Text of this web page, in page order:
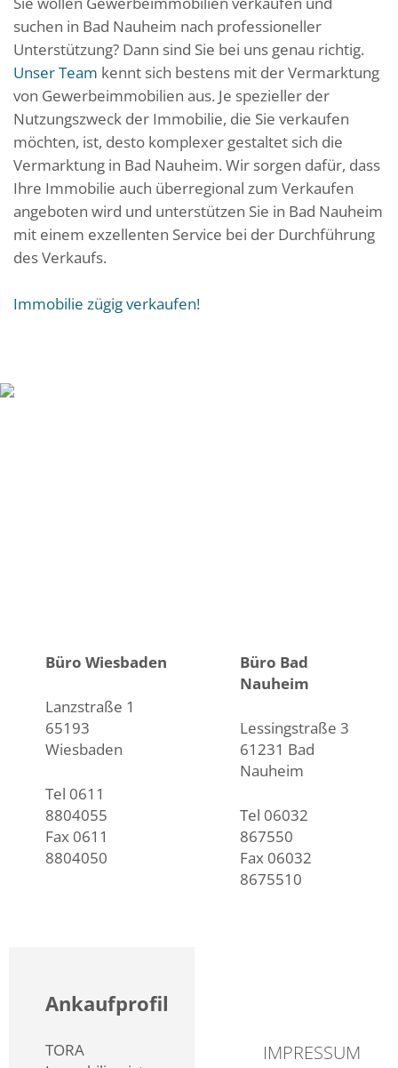
suchen in Bad Nauheim nach professioneller
Unterstützung? Dann sind Sie bei uns genau richtig.
Unser Team kennt sich bestens mit der Vermarktung
von Gewerbeimmobilien aus. Je spezieller der
Nutzungszweck der Immobilie, die Sie verkaufen
möchten, ist, desto komplexer gestaltet sich die
Vermarktung in Bad Nauheim. Wir sorgen dafür, dass
Ihre Immobilie auch überregional zum Verkaufen
angeboten wird und unterstützen Sie in Bad Nauheim
mit einem exzellenten Service bei der Durchführung
des Verkaufs.
Immobilie zügig verkaufen!
Büro Wiesbaden
Lanzstraße 1
65193
Wiesbaden
Tel 0611
8804055
Fax 0611
8804050
Büro Bad
Nauheim
Lessingstraße 3
61231 Bad
Nauheim
Tel 06032
867550
Fax 06032
8675510
Ankaufprofil
TORA
IMPRESSUM